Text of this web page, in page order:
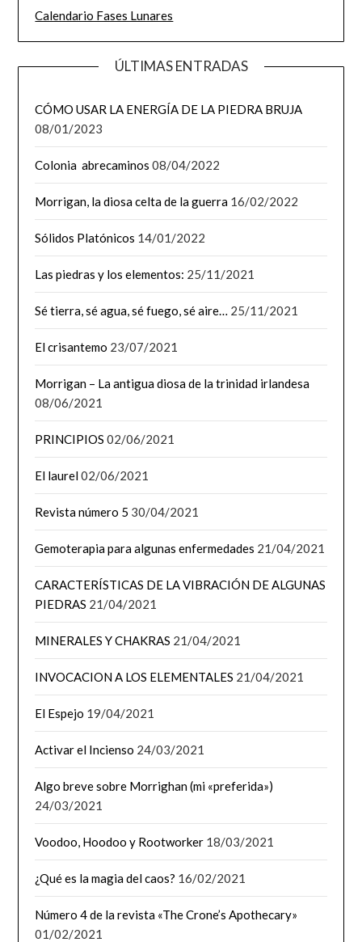
Calendario Fases Lunares
ÚLTIMAS ENTRADAS
CÓMO USAR LA ENERGÍA DE LA PIEDRA BRUJA
08/01/2023
Colonia abrecaminos 08/04/2022
Morrigan, la diosa celta de la guerra 16/02/2022
Sólidos Platónicos 14/01/2022
Las piedras y los elementos: 25/11/2021
Sé tierra, sé agua, sé fuego, sé aire… 25/11/2021
El crisantemo 23/07/2021
Morrigan – La antigua diosa de la trinidad irlandesa
08/06/2021
PRINCIPIOS 02/06/2021
El laurel02/06/2021
Revista número 5 30/04/2021
Gemoterapia para algunas enfermedades 21/04/2021
CARACTERÍSTICAS DE LA VIBRACIÓN DE ALGUNAS
PIEDRAS 21/04/2021
MINERALES Y CHAKRAS 21/04/2021
INVOCACION A LOS ELEMENTALES 21/04/2021
El Espejo 19/04/2021
Activar el Incienso 24/03/2021
Algo breve sobre Morrighan (mi «preferida»)
24/03/2021
Voodoo, Hoodoo y Rootworker 18/03/2021
¿Qué es la magia del caos? 16/02/2021
Número 4 de la revista «The Crone’s Apothecary»
01/02/2021